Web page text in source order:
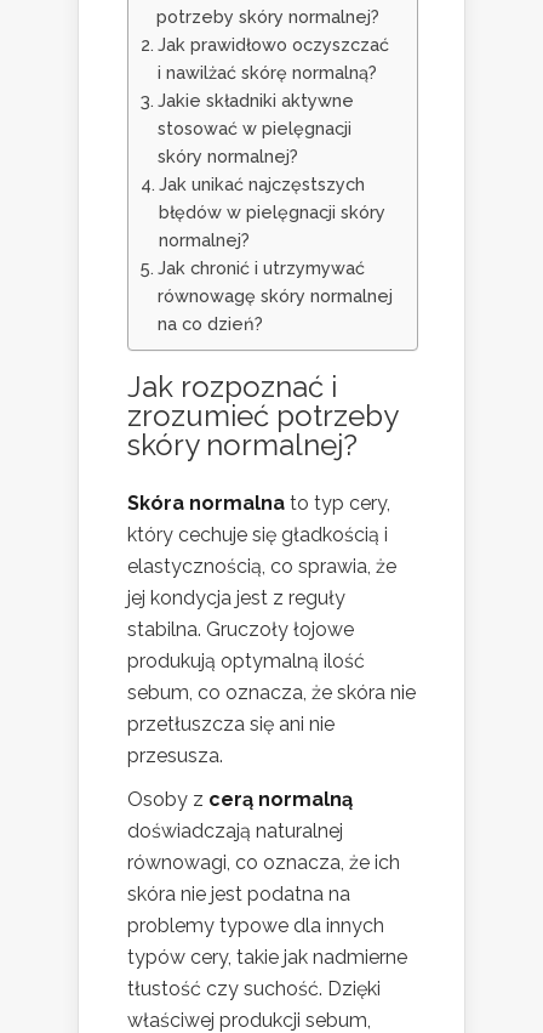
potrzeby skóry normalnej?
Jak prawidłowo oczyszczać
i nawilżać skórę normalną?
Jakie składniki aktywne
stosować w pielęgnacji
skóry normalnej?
Jak unikać najczęstszych
błędów w pielęgnacji skóry
normalnej?
Jak chronić i utrzymywać
równowagę skóry normalnej
na co dzień?
Jak rozpoznać i
zrozumieć potrzeby
skóry normalnej?
Skóra normalna to typ cery,
który cechuje się gładkością i
elastycznością, co sprawia, że
jej kondycja jest z reguły
stabilna. Gruczoły łojowe
produkują optymalną ilość
sebum, co oznacza, że skóra nie
przetłuszcza się ani nie
przesusza.
Osoby z cerą normalną
doświadczają naturalnej
równowagi, co oznacza, że ich
skóra nie jest podatna na
problemy typowe dla innych
typów cery, takie jak nadmierne
tłustość czy suchość. Dzięki
właściwej produkcji sebum,